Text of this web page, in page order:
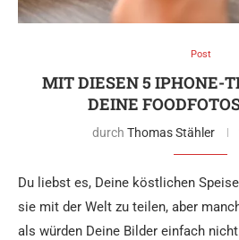
Post
MIT DIESEN 5 IPHONE-
DEINE
durch Thomas Stähler
Du liebst es, Deine köstlichen
sie mit der Welt zu teilen, aber
als würden Deine Bilder einfach